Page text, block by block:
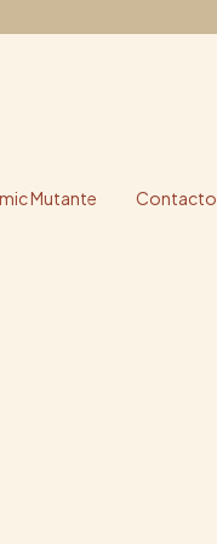
Mutante Contacto